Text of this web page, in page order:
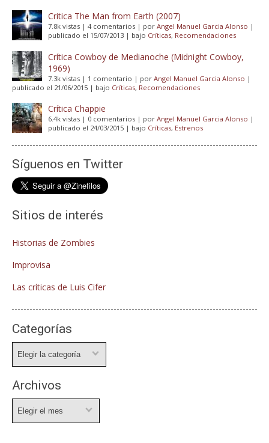
Critica The Man from Earth (2007)
7.8k vistas | 4 comentarios | por Angel Manuel Garcia Alonso |
publicado el 15/07/2013 | bajo Críticas, Recomendaciones
Crítica Cowboy de Medianoche (Midnight Cowboy,
1969)
7.3k vistas | 1 comentario | por Angel Manuel Garcia Alonso |
publicado el 21/06/2015 | bajo Críticas, Recomendaciones
Crítica Chappie
6.4k vistas | 0 comentarios | por Angel Manuel Garcia Alonso |
publicado el 24/03/2015 | bajo Críticas, Estrenos
Síguenos en Twitter
Sitios de interés
Historias de Zombies
Improvisa
Las críticas de Luis Cifer
Categorías
Archivos